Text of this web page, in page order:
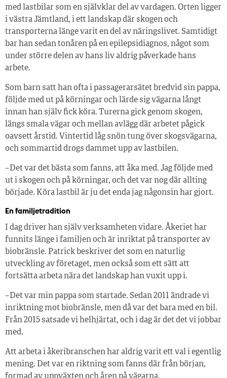
med lastbilar som en självklar del av vardagen. Orten ligger
i västra Jämtland, i ett landskap där skogen och
transporterna länge varit en del av näringslivet. Samtidigt
bar han sedan tonåren på en epilepsidiagnos, något som
under större delen av hans liv aldrig påverkade hans
arbete.
Som barn satt han ofta i passagerarsätet bredvid sin pappa,
följde med ut på körningar och lärde sig vägarna långt
innan han själv fick köra. Turerna gick genom skogen,
längs smala vägar och mellan avlägg där arbetet pågick
oavsett årstid. Vintertid låg snön tung över skogsvägarna,
och sommartid drogs dammet upp av lastbilen.
– Det var det bästa som fanns, att åka med. Jag följde med
ut i skogen och på körningar, och det var nog där allting
började. Köra lastbil är ju det enda jag någonsin har gjort.
En familjetradition
I dag driver han själv verksamheten vidare. Åkeriet har
funnits länge i familjen och är inriktat på transporter av
biobränsle. Patrick beskriver det som en naturlig
utveckling av företaget, men också som ett sätt att
fortsätta arbeta nära det landskap han vuxit upp i.
– Det var min pappa som startade. Sedan 2011 ändrade vi
inriktning mot biobränsle, men då var det bara med en bil.
Från 2015 satsade vi helhjärtat, och i dag är det det vi jobbar
med.
Att arbeta i åkeribranschen har aldrig varit ett val i egentlig
mening. Det var en riktning som fanns där från början,